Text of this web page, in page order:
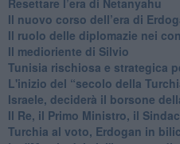
​Il nuovo corso dell’era di
Il ruolo delle diplomazie nei
Il medioriente di Silvio
Tunisia rischiosa e strategica
L'inizio del “secolo della
Israele, deciderà il borsone
Il Re, il Primo Ministro, il
Turchia al voto, Erdogan in